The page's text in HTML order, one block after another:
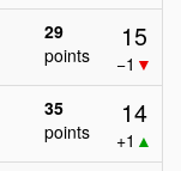
29
points
15
−1 ▼
35
points
14
+1 ▲